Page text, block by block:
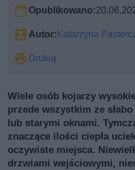
Opublikowano:
Autor: Katarzyna
Drukuj
Wiele osób kojarzy
przede wszystkim ze
lub starymi oknami.
znaczące ilości ciepła
oczywiste miejsca.
drzwiami wejściowymi,